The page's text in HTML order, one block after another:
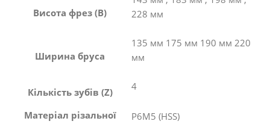
Висота фрез (B)
228 мм
Ширина бруса
135 мм 175 мм 190 мм 220
мм
Кількість зубів (Z) 4
Матеріал різальної
Р6М5 (HSS)